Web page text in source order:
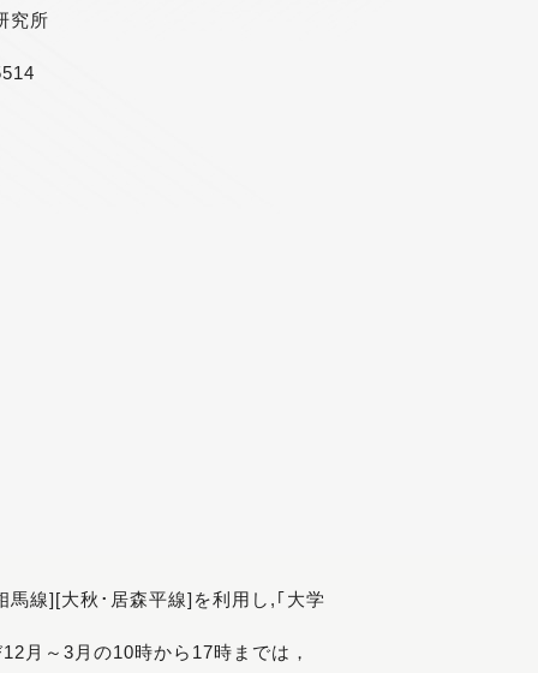
究所
線][大秋･居森平線]を利用し,｢大学
月～3月の10時から17時までは，